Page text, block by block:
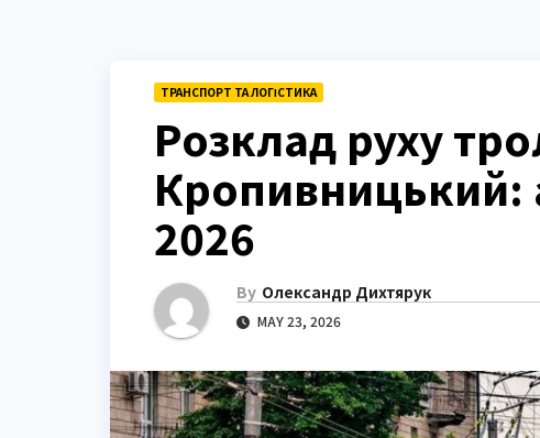
ТРАНСПОРТ ТА ЛОГІСТИКА
Розклад руху
Кропивницький:
2026
By Олександр Дихтярук
MAY 23, 2026